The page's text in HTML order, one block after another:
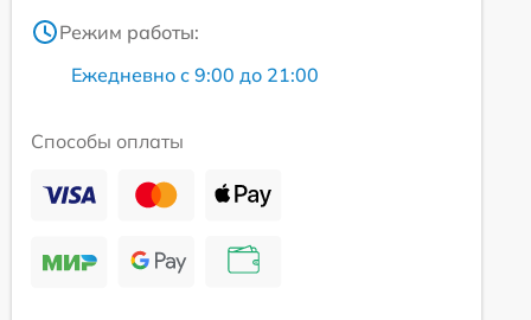
Режим работы:
Ежедневно с 9:00 до 21:00
Способы оплаты